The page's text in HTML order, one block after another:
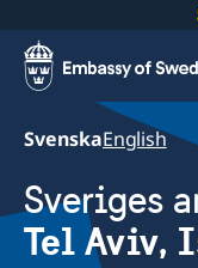
SvenskaEnglish
Sveriges
Tel Aviv,